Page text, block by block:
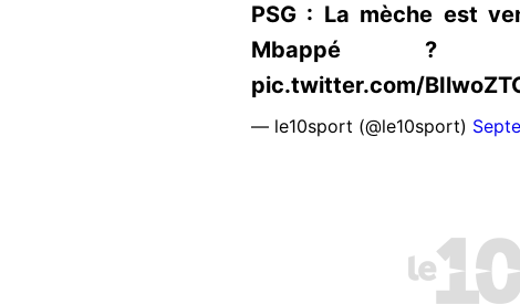
PSG : La mèche est
Mbappé ?
pic.twitter.com/
— le10sport (@le10sport)